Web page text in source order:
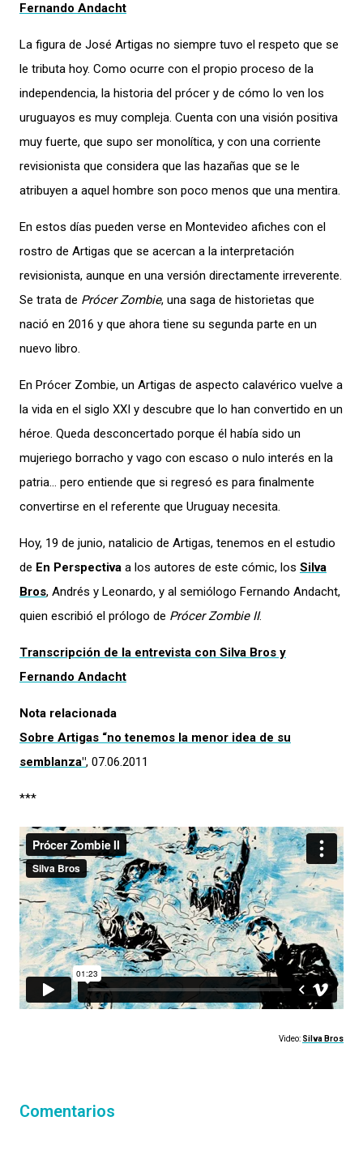
Fernando Andacht
La figura de José Artigas no siempre tuvo el respeto que se
le tributa hoy. Como ocurre con el propio proceso de la
independencia, la historia del prócer y de cómo lo ven los
uruguayos es muy compleja. Cuenta con una visión positiva
muy fuerte, que supo ser monolítica, y con una corriente
revisionista que considera que las hazañas que se le
atribuyen a aquel hombre son poco menos que una mentira.
En estos días pueden verse en Montevideo afiches con el
rostro de Artigas que se acercan a la interpretación
revisionista, aunque en una versión directamente irreverente.
Se trata de Prócer Zombie, una saga de historietas que
nació en 2016 y que ahora tiene su segunda parte en un
nuevo libro.
En Prócer Zombie, un Artigas de aspecto calavérico vuelve a
la vida en el siglo XXI y descubre que lo han convertido en un
héroe. Queda desconcertado porque él había sido un
mujeriego borracho y vago con escaso o nulo interés en la
patria… pero entiende que si regresó es para finalmente
convertirse en el referente que Uruguay necesita.
Hoy, 19 de junio, natalicio de Artigas, tenemos en el estudio
de En Perspectiva a los autores de este cómic, los Silva
Bros, Andrés y Leonardo, y al semiólogo Fernando Andacht,
quien escribió el prólogo de Prócer Zombie II.
Transcripción de la entrevista con Silva Bros y
Fernando Andacht
Nota relacionada
Sobre Artigas “no tenemos la menor idea de su
semblanza", 07.06.2011
***
Video: Silva Bros
Comentarios